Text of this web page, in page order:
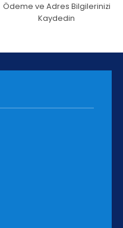
Ödeme ve Adres Bilgilerinizi
Kaydedin